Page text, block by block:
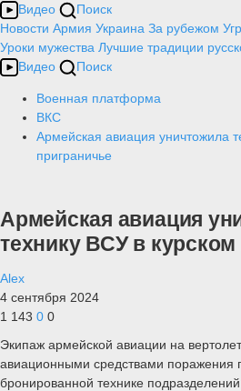
Видео
Поиск
Новости Армия Украина За рубежом
Уроки мужества Лучшие традиции
Видео
Поиск
Военная платформа
ВКС
Армейская авиация уничтожила
приграничье
Армейская авиация
технику ВСУ в
Alex
4 сентября 2024
1 143 0 0
Экипаж армейской авиации на
авиационными средствами поражения
бронированной технике